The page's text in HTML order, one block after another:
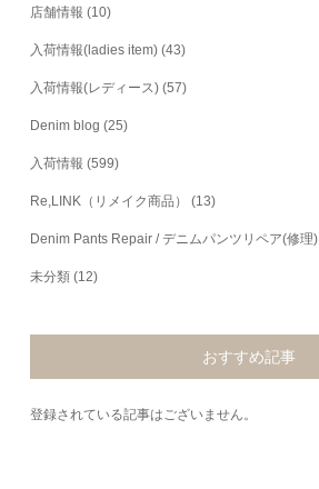
店舗情報 (10)
入荷情報(ladies item) (43)
入荷情報(レディース) (57)
Denim blog (25)
入荷情報 (599)
Re,LINK（リメイク商品） (13)
Denim Pants Repair / デニムパンツリペア(修理)
未分類 (12)
おすすめ記事
登録されている記事はございません。